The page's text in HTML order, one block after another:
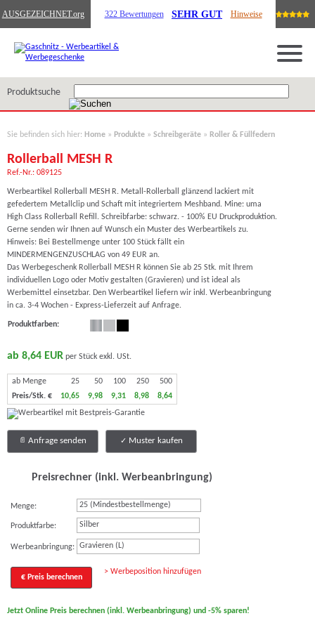
AUSGEZEICHNET.org 322 Bewertungen SEHR GUT Hinweise
Produktsuche
Sie befinden sich hier: Home » Produkte » Schreibgeräte » Roller & Füllfedern
Rollerball MESH R
Ref.-Nr.: 089125
Werbeartikel Rollerball MESH R. Metall-Rollerball glänzend lackiert mit
gefedertem Metallclip und Schaft mit integriertem Meshband. Mine: uma
High Class Rollerball Refill. Schreibfarbe: schwarz. - 100% EU Druckproduktion.
Gerne senden wir Ihnen auf Wunsch ein Muster des Werbeartikels zu.
Hinweis: Bei Bestellmenge unter 100 Stück fällt ein
MINDERMENGENZUSCHLAG von 49 EUR an.
Das Werbegeschenk Rollerball MESH R können Sie ab 25 Stk. mit Ihrem
individuellen Logo oder Motiv gestalten (Gravieren) und ist ideal als
Werbemittel einsetzbar. Den Werbeartikel liefern wir inkl. Werbeanbringung
in ca. 3-4 Wochen - Express-Lieferzeit auf Anfrage.
Produktfarben:
ab 8,64 EUR per Stück exkl. USt.
ab Menge 25 50 100 250
500
Preis/Stk. €
10,65 9,98 9,31 8,98 8,64
Anfrage senden Muster kaufen
Preisrechner (inkl. Werbeanbringung)
Menge:
Produktfarbe: Silber
Werbeanbringung: Gravieren (L)
€ Preis berechnen
> Werbeposition hinzufügen
Jetzt Online Preis berechnen (inkl. Werbeanbringung) und -5% sparen!